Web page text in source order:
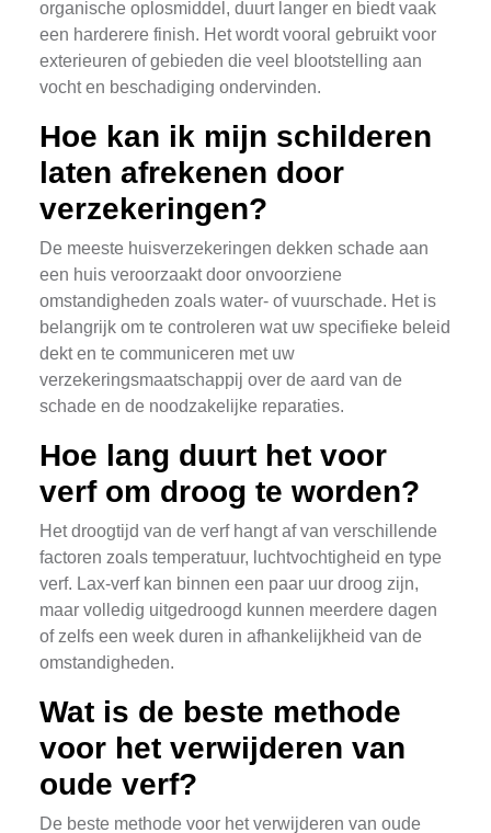
organische oplosmiddel, duurt langer en biedt vaak
een harderere finish. Het wordt vooral gebruikt voor
exterieuren of gebieden die veel blootstelling aan
vocht en beschadiging ondervinden.
Hoe kan ik mijn schilderen
laten afrekenen door
verzekeringen?
De meeste huisverzekeringen dekken schade aan
een huis veroorzaakt door onvoorziene
omstandigheden zoals water- of vuurschade. Het is
belangrijk om te controleren wat uw specifieke beleid
dekt en te communiceren met uw
verzekeringsmaatschappij over de aard van de
schade en de noodzakelijke reparaties.
Hoe lang duurt het voor
verf om droog te worden?
Het droogtijd van de verf hangt af van verschillende
factoren zoals temperatuur, luchtvochtigheid en type
verf. Lax-verf kan binnen een paar uur droog zijn,
maar volledig uitgedroogd kunnen meerdere dagen
of zelfs een week duren in afhankelijkheid van de
omstandigheden.
Wat is de beste methode
voor het verwijderen van
oude verf?
De beste methode voor het verwijderen van oude